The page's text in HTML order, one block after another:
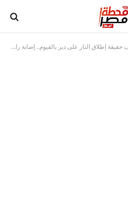
إطلاق النار على دير بالفيوم.. إصابة راهب وضبط المتهمين